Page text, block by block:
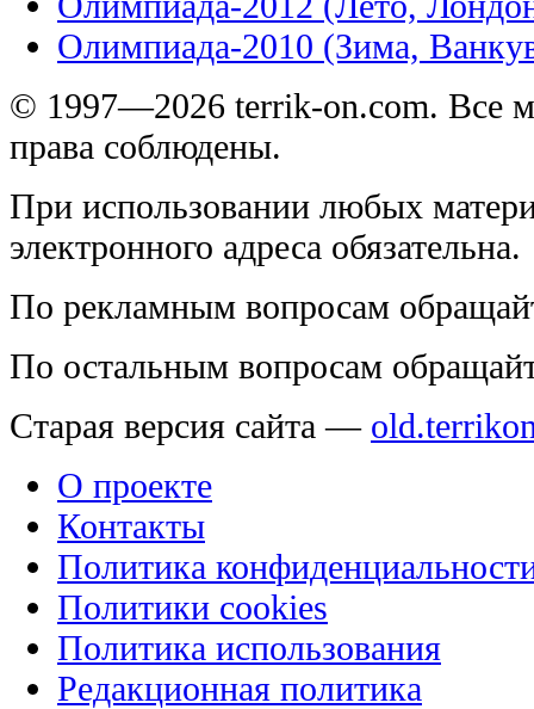
Олимпиада-2010 (Зима,
© 1997—2026 terrik-on.com. Все
права соблюдены.
При использовании любых
электронного адреса обязательна.
По рекламным вопросам
По остальным вопросам
Старая версия сайта —
О проекте
Контакты
Политика
Политики cookies
Политика использования
Редакционная политика